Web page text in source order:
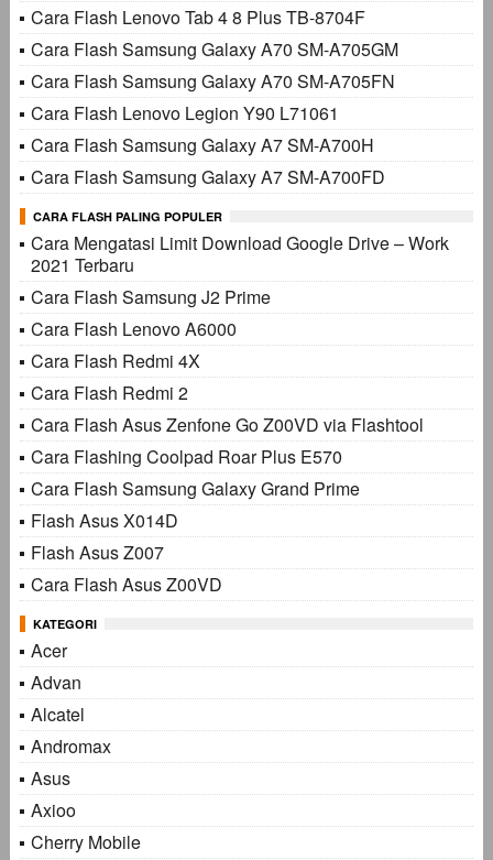
Cara Flash Lenovo Tab 4 8 Plus TB-8704F
Cara Flash Samsung Galaxy A70 SM-A705GM
Cara Flash Samsung Galaxy A70 SM-A705FN
Cara Flash Lenovo Legion Y90 L71061
Cara Flash Samsung Galaxy A7 SM-A700H
Cara Flash Samsung Galaxy A7 SM-A700FD
CARA FLASH PALING POPULER
Cara Mengatasi Limit Download Google Drive – Work
2021 Terbaru
Cara Flash Samsung J2 Prime
Cara Flash Lenovo A6000
Cara Flash Redmi 4X
Cara Flash Redmi 2
Cara Flash Asus Zenfone Go Z00VD via Flashtool
Cara Flashing Coolpad Roar Plus E570
Cara Flash Samsung Galaxy Grand Prime
Flash Asus X014D
Flash Asus Z007
Cara Flash Asus Z00VD
KATEGORI
Acer
Advan
Alcatel
Andromax
Asus
Axioo
Cherry Mobile